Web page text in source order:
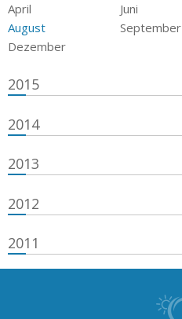
April
Juni
August
September
Dezember
2015
2014
2013
2012
2011